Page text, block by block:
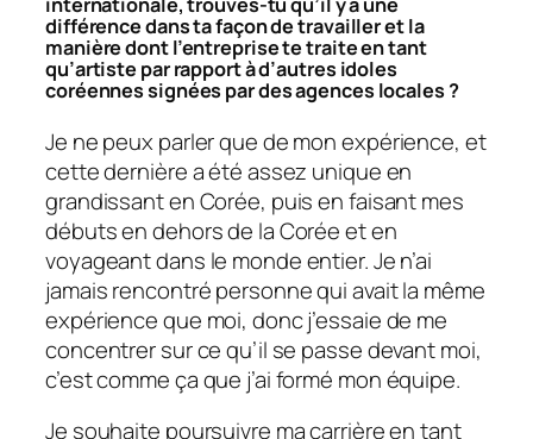
différence dans ta façon de travailler et la
manière dont l’entreprise te traite en tant
qu’artiste par rapport à d’autres idoles
coréennes signées par des agences locales ?
Je ne peux parler que de mon expérience, et
cette dernière a été assez unique en
grandissant en Corée, puis en faisant mes
débuts en dehors de la Corée et en
voyageant dans le monde entier. Je n’ai
jamais rencontré personne qui avait la même
expérience que moi, donc j’essaie de me
concentrer sur ce qu’il se passe devant moi,
c’est comme ça que j’ai formé mon équipe.
Je souhaite poursuivre ma carrière en tant